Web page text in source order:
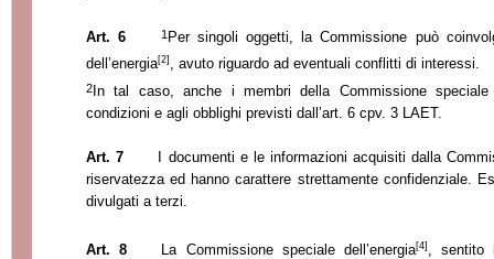
Art. 6 1Per singoli oggetti, la Commissione può
dell’energia[2] , avuto riguardo ad eventuali conflitti di interessi.
2In tal caso, anche i membri della Commissione speciale
condizioni e agli obblighi previsti dall’art. 6 cpv. 3 LAET.
Art. 7
I documenti e le informazioni acquisiti dalla
riservatezza ed hanno carattere strettamente confidenziale.
divulgati a terzi.
Art. 8 La Commissione speciale dell’energia[4] , sentito